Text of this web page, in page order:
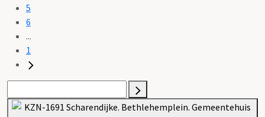
5
6
...
1